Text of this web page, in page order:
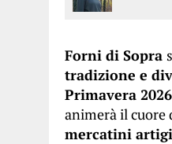
Forni di Sopra
tradizione e
Primavera
animerà il cuore
mercatini